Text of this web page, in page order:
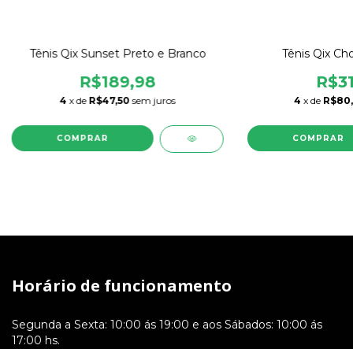
Tênis Qix Sunset Preto e Branco
R$189,98
4 x de R$47,50 sem juros
COMPRAR
Tênis Qix
4 x de
COMPRAR
Horário de funcionamento
Segunda a Sexta: 10:00 ás 19:00 e aos Sábados: 10:00 ás
17:00 hs.